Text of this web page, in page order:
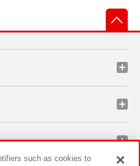
such as cookies to